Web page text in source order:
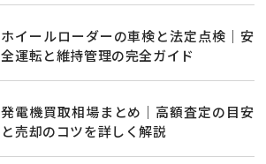
ホイールローダーの車検と法定点検｜安
全運転と維持管理の完全ガイド
発電機買取相場まとめ｜高額査定の目安
と売却のコツを詳しく解説